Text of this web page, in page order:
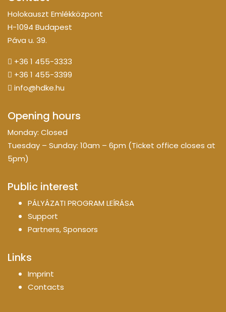
Holokauszt Emlékközpont
H-1094 Budapest
Páva u. 39.
+36 1 455-3333
+36 1 455-3399
info@hdke.hu
Opening hours
Monday: Closed
Tuesday – Sunday: 10am – 6pm (Ticket office closes at
5pm)
Public interest
PÁLYÁZATI PROGRAM LEÍRÁSA
Support
Partners, Sponsors
Links
Imprint
Contacts